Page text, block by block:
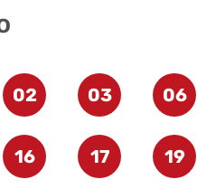
02 03 06
16 17 19